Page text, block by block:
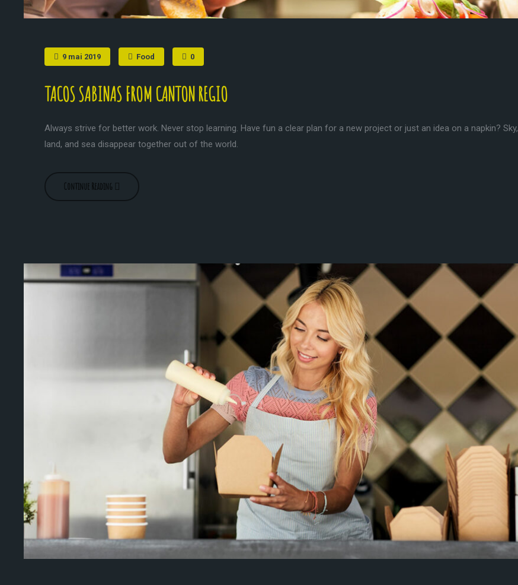
9 mai 2019 Food 0
TACOS SABINAS FROM CANTON REGIO
Always strive for better work. Never stop learning. Have fun a clear plan for a new project or just an idea on a napkin? Sky,
land, and sea disappear together out of the world.
Continue Reading